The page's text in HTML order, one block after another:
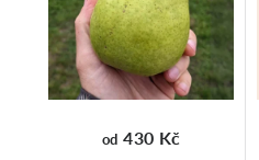
od 430 Kč